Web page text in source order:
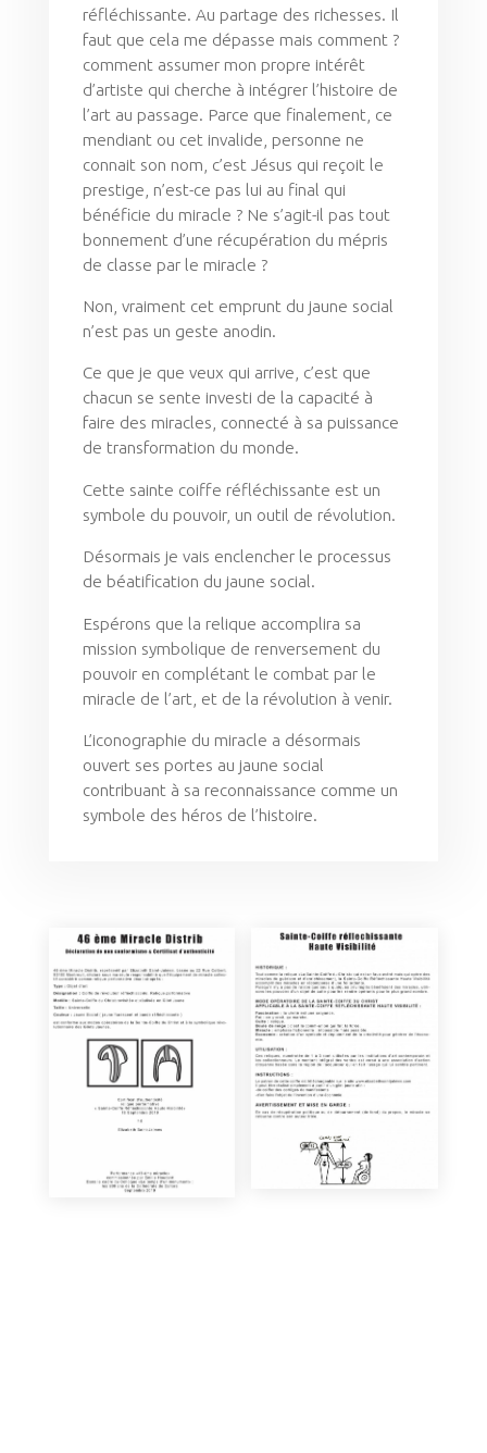
réfléchissante. Au partage des richesses. Il
faut que cela me dépasse mais comment ?
comment assumer mon propre intérêt
d’artiste qui cherche à intégrer l’histoire de
l’art au passage. Parce que finalement, ce
mendiant ou cet invalide, personne ne
connait son nom, c’est Jésus qui reçoit le
prestige, n’est-ce pas lui au final qui
bénéficie du miracle ? Ne s’agit-il pas tout
bonnement d’une récupération du mépris
de classe par le miracle ?
Non, vraiment cet emprunt du jaune social
n’est pas un geste anodin.
Ce que je que veux qui arrive, c’est que
chacun se sente investi de la capacité à
faire des miracles, connecté à sa puissance
de transformation du monde.
Cette sainte coiffe réfléchissante est un
symbole du pouvoir, un outil de révolution.
Désormais je vais enclencher le processus
de béatification du jaune social.
Espérons que la relique accomplira sa
mission symbolique de renversement du
pouvoir en complétant le combat par le
miracle de l’art, et de la révolution à venir.
L’iconographie du miracle a désormais
ouvert ses portes au jaune social
contribuant à sa reconnaissance comme un
symbole des héros de l’histoire.